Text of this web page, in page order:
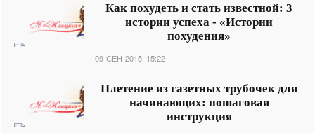
Как похудеть и стать известной: 3
истории успеха - «Истории
похудения»
09-СЕН-2015, 15:22
Плетение из газетных трубочек для
начинающих: пошаговая
инструкция